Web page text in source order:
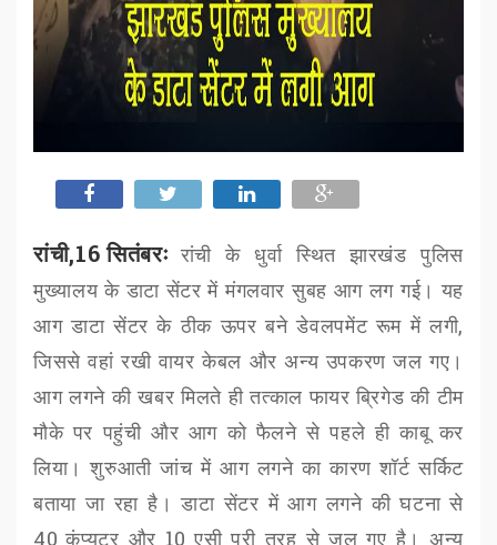
रांची,16 सितंबरः रांची के धुर्वा स्थित झारखंड पुलिस
मुख्यालय के डाटा सेंटर में मंगलवार सुबह आग लग गई। यह
आग डाटा सेंटर के ठीक ऊपर बने डेवलपमेंट रूम में लगी,
जिससे वहां रखी वायर केबल और अन्य उपकरण जल गए।
आग लगने की खबर मिलते ही तत्काल फायर ब्रिगेड की टीम
मौके पर पहुंची और आग को फैलने से पहले ही काबू कर
लिया। शुरुआती जांच में आग लगने का कारण शॉर्ट सर्किट
बताया जा रहा है। डाटा सेंटर में आग लगने की घटना से
40कंप्यूटर और 10एसी पूरी तरह से जल गए है। अन्य